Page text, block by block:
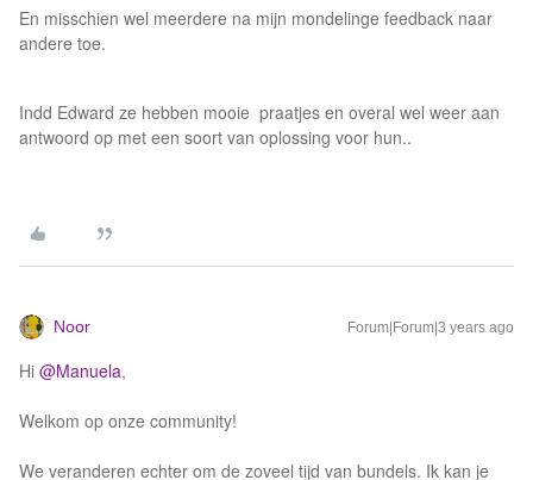
En misschien wel meerdere na mijn mondelinge feedback naar
andere toe.
Indd Edward ze hebben mooie praatjes en overal wel weer aan
antwoord op met een soort van oplossing voor hun..
Noor Forum|Forum|3 years ago
Hi @Manuela,
Welkom op onze community!
We veranderen echter om de zoveel tijd van bundels. Ik kan je